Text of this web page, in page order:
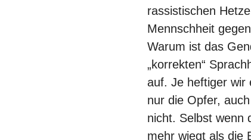
rassistischen
Mennschheit
Warum ist das
„korrekten“
auf. Je heftiger wir
nur die Opfer,
nicht. Selbst wenn
mehr wiegt als die